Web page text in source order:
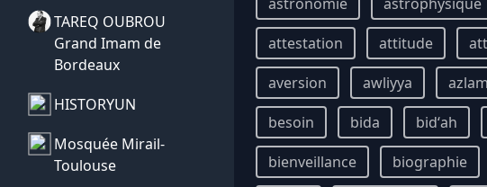
TAREQ OUBROU
Grand Imam de
Bordeaux
HISTORYUN
Mosquée Mirail-
Toulouse
attestation
attitude
aversion
awliyya azlam
besoin
bida bidʻah
bienveillance
biographie